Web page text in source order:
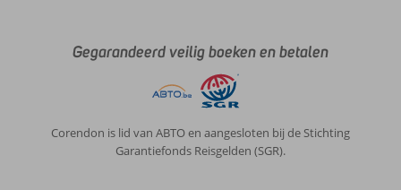
Gegarandeerd veilig boeken en betalen
Corendon is lid van ABTO en aangesloten bij de Stichting
Garantiefonds Reisgelden (SGR).